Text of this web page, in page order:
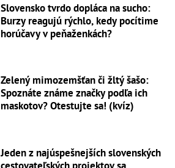
Slovensko tvrdo dopláca na sucho:
Burzy reagujú rýchlo, kedy pocítime
horúčavy v peňaženkách?
Zelený mimozemšťan či žltý šašo:
Spoznáte známe značky podľa ich
maskotov? Otestujte sa! (kvíz)
Jeden z najúspešnejších slovenských